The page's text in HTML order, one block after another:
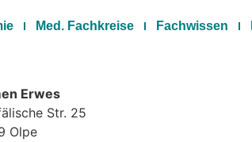
Med. Fachkreise Fachwissen
Erwes
Str. 25
Olpe